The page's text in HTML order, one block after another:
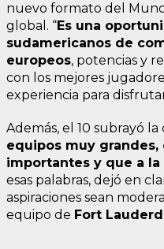
nuevo formato del
global. “Es una
sudamericanos de
europeos, potencias y
con los mejores
experiencia para
Además, el 10 subrayó
equipos muy
importantes y que a
esas palabras, dejó en
aspiraciones sean
equipo de Fort